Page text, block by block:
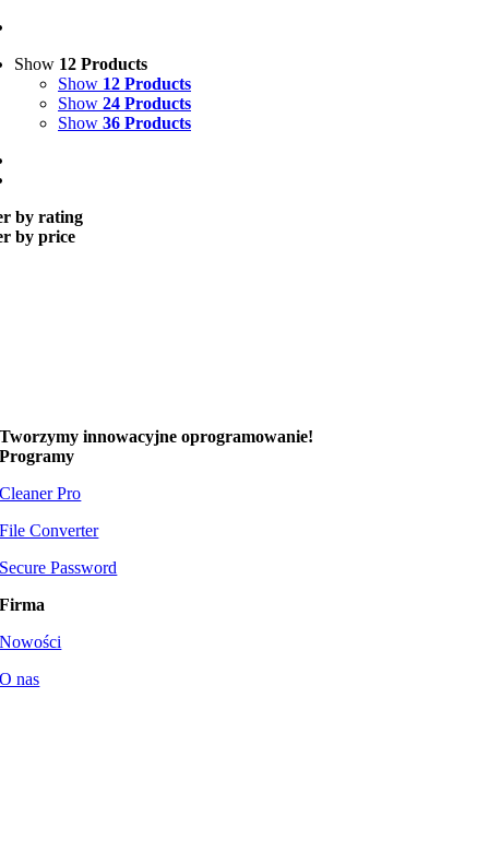
Show 12 Products
Show 12 Products
Show 24 Products
Show 36 Products
by rating
by price
Tworzymyinnowacyjne oprogramowanie!
Programy
Cleaner Pro
File Converter
Secure Password
Firma
Nowości
O nas